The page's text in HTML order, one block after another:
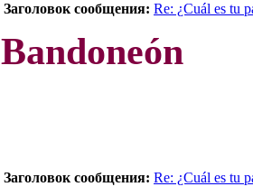
Заголовок сообщения: Re: ¿Cuál es tu
Bandoneón
Заголовок сообщения: Re: ¿Cuál es tu